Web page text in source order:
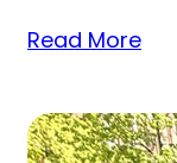
Read More